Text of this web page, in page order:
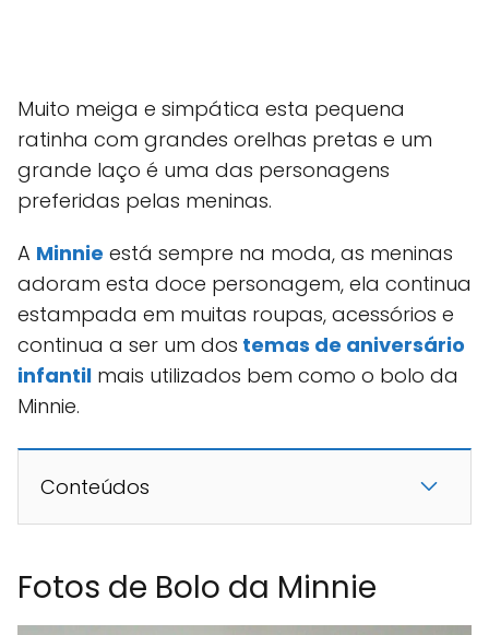
Muito meiga e simpática esta pequena
ratinha com grandes orelhas pretas e um
grande laço é uma das personagens
preferidas pelas meninas.
A Minnie está sempre na moda, as meninas
adoram esta doce personagem, ela continua
estampada em muitas roupas, acessórios e
continua a ser um dos temas de aniversário
infantil mais utilizados bem como o bolo da
Minnie.
Conteúdos
Fotos de Bolo da Minnie